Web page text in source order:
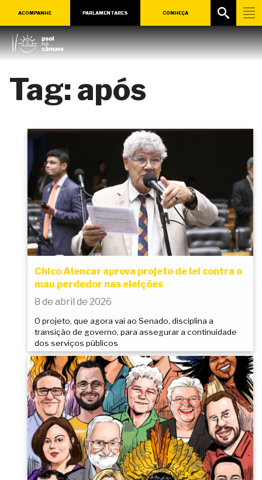
ACOMPANHE PARLAMENTARES CONHEÇA
Tag:após
Chico Alencar aprova projeto de lei contra o
mau perdedor nas eleições
8 de abril de 2026
O projeto, que agora vai ao Senado, disciplina a
transição de governo, para assegurar a continuidade
dos serviços públicos